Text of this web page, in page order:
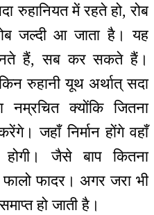
रुहानियत में रहते हो, रोब
जल्दी आ जाता है। यह
हैं, सब कर सकते हैं।
रुहानी यूथ अर्थात् सदा
क्योंकि जितना
जहाँ निर्मान होंगे वहाँ
होगी। जैसे बाप कितना
फादर। अगर जरा भी
हो जाती है।